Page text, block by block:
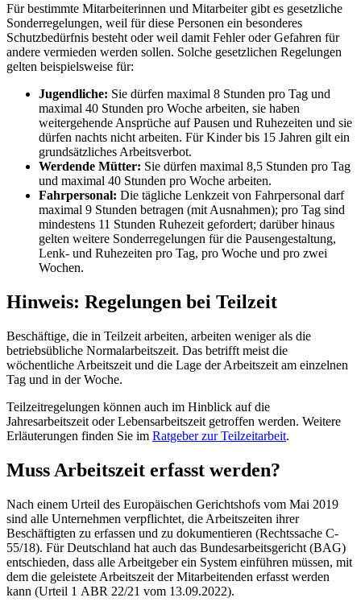
Für bestimmte Mitarbeiterinnen und Mitarbeiter gibt es gesetzliche
Sonderregelungen, weil für diese Personen ein besonderes
Schutzbedürfnis besteht oder weil damit Fehler oder Gefahren für
andere vermieden werden sollen. Solche gesetzlichen Regelungen
gelten beispielsweise für:
Jugendliche: Sie dürfen maximal 8 Stunden pro Tag und
maximal 40 Stunden pro Woche arbeiten, sie haben
weitergehende Ansprüche auf Pausen und Ruhezeiten und sie
dürfen nachts nicht arbeiten. Für Kinder bis 15 Jahren gilt ein
grundsätzliches Arbeitsverbot.
Werdende Mütter: Sie dürfen maximal 8,5 Stunden pro Tag
und maximal 40 Stunden pro Woche arbeiten.
Fahrpersonal: Die tägliche Lenkzeit von Fahrpersonal darf
maximal 9 Stunden betragen (mit Ausnahmen); pro Tag sind
mindestens 11 Stunden Ruhezeit gefordert; darüber hinaus
gelten weitere Sonderregelungen für die Pausengestaltung,
Lenk- und Ruhezeiten pro Tag, pro Woche und pro zwei
Wochen.
Hinweis: Regelungen bei Teilzeit
Beschäftige, die in Teilzeit arbeiten, arbeiten weniger als die
betriebsübliche Normalarbeitszeit. Das betrifft meist die
wöchentliche Arbeitszeit und die Lage der Arbeitszeit am einzelnen
Tag und in der Woche.
Teilzeitregelungen können auch im Hinblick auf die
Jahresarbeitszeit oder Lebensarbeitszeit getroffen werden. Weitere
Erläuterungen finden Sie im Ratgeber zur Teilzeitarbeit.
Muss Arbeitszeit erfasst werden?
Nach einem Urteil des Europäischen Gerichtshofs vom Mai 2019
sind alle Unternehmen verpflichtet, die Arbeitszeiten ihrer
Beschäftigten zu erfassen und zu dokumentieren (Rechtssache C-
55/18). Für Deutschland hat auch das Bundesarbeitsgericht (BAG)
entschieden, dass alle Arbeitgeber ein System einführen müssen, mit
dem die geleistete Arbeitszeit der Mitarbeitenden erfasst werden
kann (Urteil 1 ABR 22/21 vom 13.09.2022).